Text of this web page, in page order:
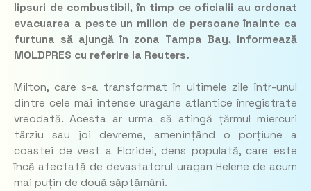
lipsuri de combustibil, în timp ce oficialii au ordonat
evacuarea a peste un milion de persoane înainte ca
furtuna să ajungă în zona Tampa Bay, informează
MOLDPRES cu referire la Reuters.
Milton, care s-a transformat în ultimele zile într-unul
dintre cele mai intense uragane atlantice înregistrate
vreodată. Acesta ar urma să atingă țărmul miercuri
târziu sau joi devreme, amenințând o porțiune a
coastei de vest a Floridei, dens populată, care este
încă afectată de devastatorul uragan Helene de acum
mai puțin de două săptămâni.